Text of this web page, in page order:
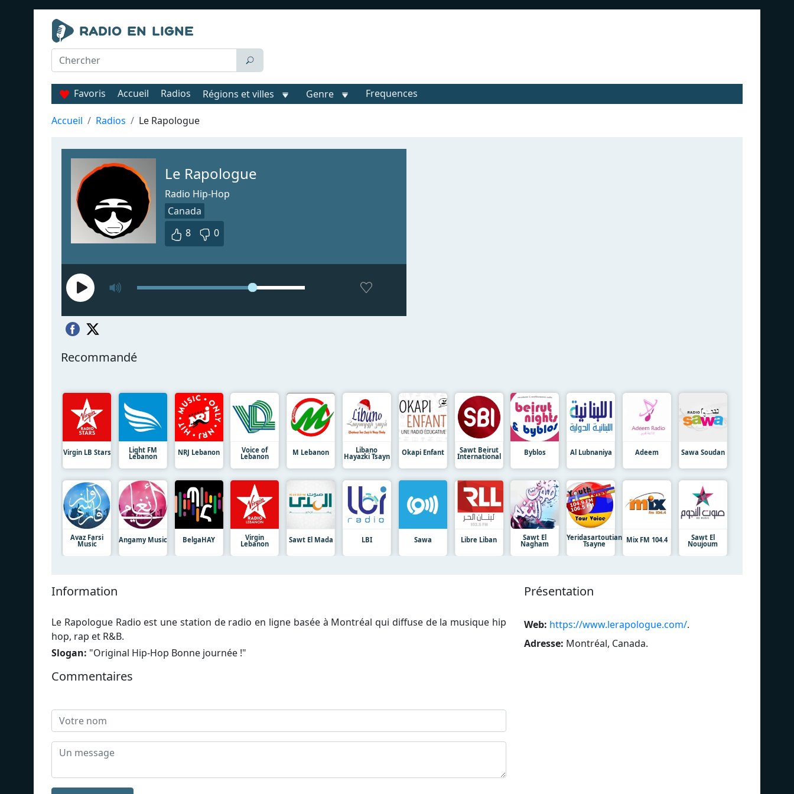
Favoris Accueil Radios Régions et villes Genre Frequences
Accueil Radios Le Rapologue
Le Rapologue
Radio Hip-Hop
Canada
8
0
Recommandé
Virgin LB Stars Light FM
Lebanon NRJ Lebanon Voice of
Lebanon M Lebanon Libano
Hayazki Tsayn Okapi Enfant Sawt Beirut
International Byblos Al Lubnaniya Adeem Sawa Soudan
Avaz Farsi
Music Angamy Music BelgaHAY Virgin
Lebanon Sawt El Mada LBI Sawa Libre Liban Sawt El
Nagham
Yeridasartoutian
Tsayne Mix FM 104.4 Sawt El
Noujoum
Information
Le Rapologue Radio est une station de radio en ligne basée à Montréal qui diffuse de la musique hip
hop, rap et R&B.
Slogan: "Original Hip-Hop Bonne journée !"
Présentation
Web: https://www.lerapologue.com/.
Adresse: Montréal, Canada.
Commentaires